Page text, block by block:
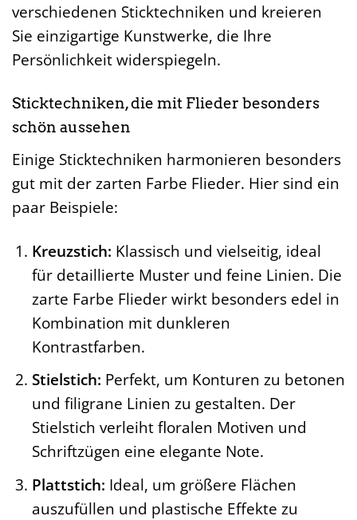
verschiedenen Sticktechniken und kreieren
Sie einzigartige Kunstwerke, die Ihre
Persönlichkeit widerspiegeln.
Sticktechniken, die mit Flieder besonders
schön aussehen
Einige Sticktechniken harmonieren besonders
gut mit der zarten Farbe Flieder. Hier sind ein
paar Beispiele:
Kreuzstich: Klassisch und vielseitig, ideal
für detaillierte Muster und feine Linien. Die
zarte Farbe Flieder wirkt besonders edel in
Kombination mit dunkleren
Kontrastfarben.
Stielstich: Perfekt, um Konturen zu betonen
und filigrane Linien zu gestalten. Der
Stielstich verleiht floralen Motiven und
Schriftzügen eine elegante Note.
Plattstich: Ideal, um größere Flächen
auszufüllen und plastische Effekte zu